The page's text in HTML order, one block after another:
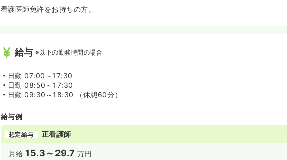
看護医師免許をお持ちの方。
給与 ※以下の勤務時間の場合
日勤 07:00～17:30
日勤 08:50～17:30
日勤 09:30～18:30 （休憩60分）
給与例
想定給与 正看護師
月給 15.3～29.7 万円